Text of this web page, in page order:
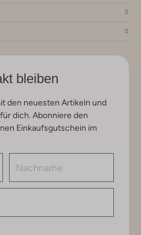
bleiben
den neuesten Artikeln und
dich. Abonniere den
Einkaufsgutschein im